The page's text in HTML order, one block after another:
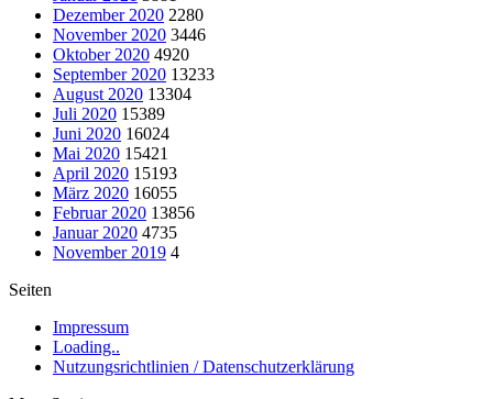
Dezember 2020 2280
November 2020 3446
Oktober 2020 4920
September 2020 13233
August 2020 13304
Juli 2020 15389
Juni 2020 16024
Mai 2020 15421
April 2020 15193
März 2020 16055
Februar 2020 13856
Januar 2020 4735
November 2019 4
Seiten
Impressum
Loading..
Nutzungsrichtlinien / Datenschutzerklärung